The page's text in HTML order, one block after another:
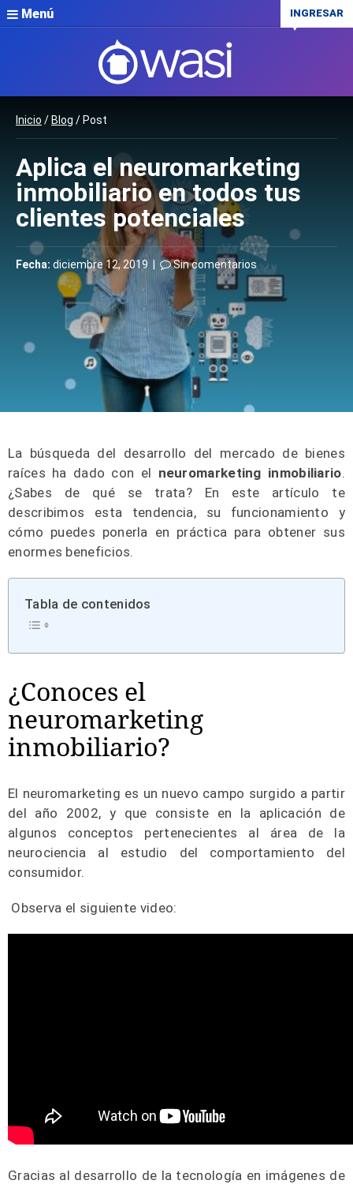
Menú INGRESAR
Inicio / Blog / Post
Aplica el neuromarketing
inmobiliario en todos tus
clientes potenciales
Fecha: diciembre 12, 2019 | Sin comentarios
La búsqueda del desarrollo del mercado de bienes
raíces ha dado con el neuromarketing inmobiliario.
¿Sabes de qué se trata? En este artículo te
describimos esta tendencia, su funcionamiento y
cómo puedes ponerla en práctica para obtener sus
enormes beneficios.
Tabla de contenidos
¿Conoces el
neuromarketing
inmobiliario?
El neuromarketing es un nuevo campo surgido a partir
del año 2002, y que consiste en la aplicación de
algunos conceptos pertenecientes al área de la
neurociencia al estudio del comportamiento del
consumidor.
Observa el siguiente video:
Gracias al desarrollo de la tecnología en imágenes de